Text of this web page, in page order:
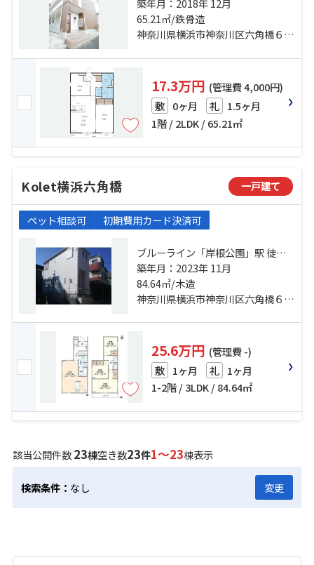
分 ブルーライン「片倉町」駅 徒歩
14分 東急東横線「白楽」駅 徒歩19
分
築年月：2018年 12月
65.21㎡/鉄骨造
神奈川県横浜市神奈川区六角橋６丁目
17.3万円 (管理費 4,000円)
敷 0ヶ月 礼 1.5ヶ月
1階 / 2LDK / 65.21㎡
Kolet横浜六角橋 一戸建て
ペット相談可 初期費用カード決済可
ブルーライン「岸根公園」駅 徒歩7
分 ブルーライン「片倉町」駅 徒歩
13分 東急東横線「白楽」駅 徒歩21
分
築年月：2023年 11月
84.64㎡/木造
神奈川県横浜市神奈川区六角橋６丁目
25.6万円 (管理費 -)
敷 1ヶ月 礼 1ヶ月
1-2階 / 3LDK / 84.64㎡
該当公開件数23棟空き数23件1～23棟表示
検索条件： なし 変更